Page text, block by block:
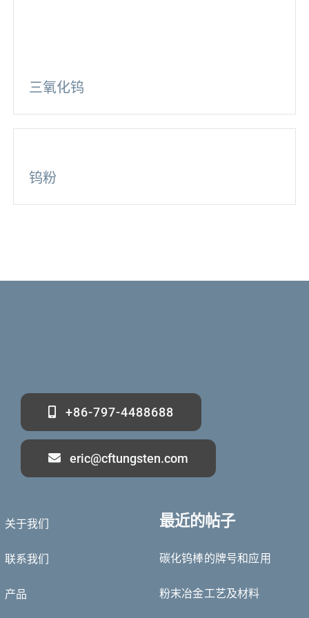
三氧化钨
钨粉
+86-797-4488688
eric@cftungsten.com
关于我们
联系我们
产品
最近的帖子
碳化钨棒的牌号和应用
粉末冶金工艺及材料
Português do Brasil